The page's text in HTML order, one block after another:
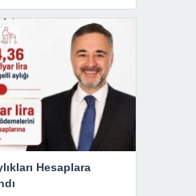
Hesaplara